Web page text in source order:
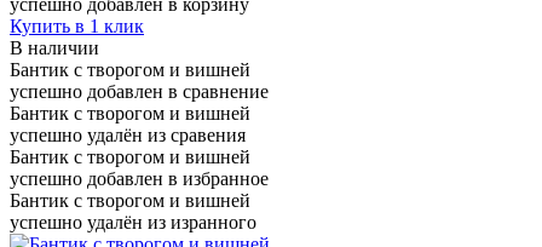
Купить в 1 клик
В наличии
Бантик с творогом и вишней
успешно добавлен в сравнение
Бантик с творогом и вишней
успешно удалён из сравения
Бантик с творогом и вишней
успешно добавлен в избранное
Бантик с творогом и вишней
успешно удалён из изранного